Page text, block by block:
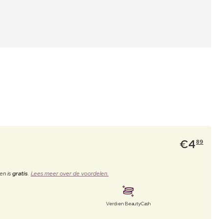
€489
isgratis. Lees meer over de voordelen.
Verdien BeautyCash